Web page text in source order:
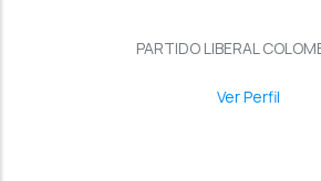
PARTIDO LIBERAL
Ver Perfil